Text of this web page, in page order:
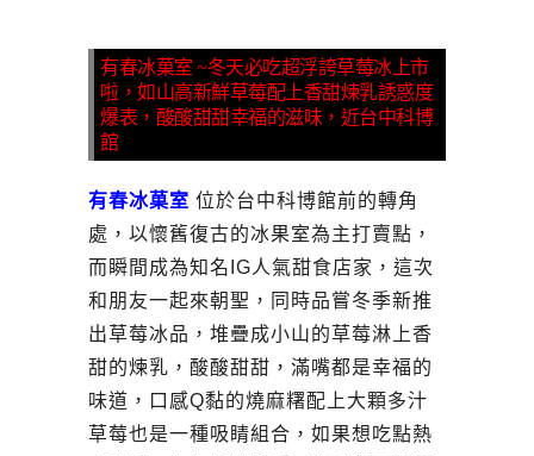
有春冰菓室 ~冬天必吃超浮誇草莓冰上市
啦，如山高新鮮草莓配上香甜煉乳誘惑度
爆表，酸酸甜甜幸福的滋味，近台中科博
館
有春冰菓室 位於台中科博館前的轉角
處，以懷舊復古的冰果室為主打賣點，
而瞬間成為知名IG人氣甜食店家，這次
和朋友一起來朝聖，同時品嘗冬季新推
出草莓冰品，堆疊成小山的草莓淋上香
甜的煉乳，酸酸甜甜，滿嘴都是幸福的
味道，口感Q黏的燒麻糬配上大顆多汁
草莓也是一種吸睛組合，如果想吃點熱